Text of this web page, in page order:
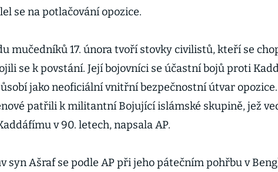
se na potlačování opozice.
mučedníků 17. února tvoří stovky civilistů, kteří se
se k povstání. Její bojovníci se účastní bojů proti
jako neoficiální vnitřní bezpečnostní útvar
patřili k militantní Bojující islámské skupině, jež
v 90. letech, napsala AP.
syn Ašraf se podle AP při jeho pátečním pohřbu v